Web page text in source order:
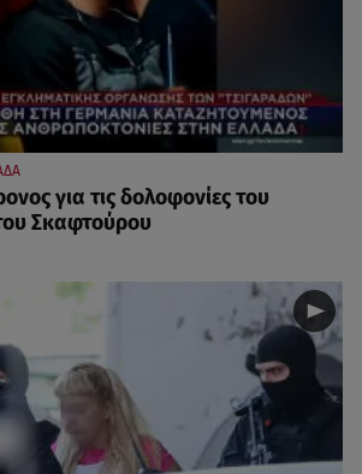
για τις δολοφονίες του
Σκαφτούρου